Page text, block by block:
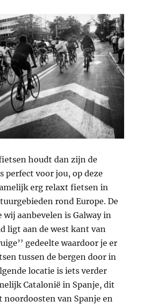
houdt dan zijn de
perfect voor jou, op deze
erg relaxt fietsen in
rond Europe. De
wij aanbevelen is Galway in
ligt aan de west kant van
gedeelte waardoor je er
tussen de bergen door in
locatie is iets verder
Catalonië in Spanje, dit
noordoosten van Spanje en